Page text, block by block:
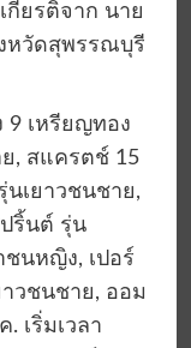
กียรติจาก นาย
หวัดสุพรรณบุรี
9 เหรียญทอง
, สแครตช์ 15
เยาวชนชาย,
ริ้นต์ รุ่น
นหญิง, เปอร์
วชนชาย, ออม
เริ่มเวลา